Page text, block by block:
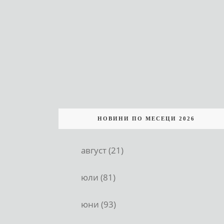
НОВИНИ ПО МЕСЕЦИ 2026
август (21)
юли (81)
юни (93)